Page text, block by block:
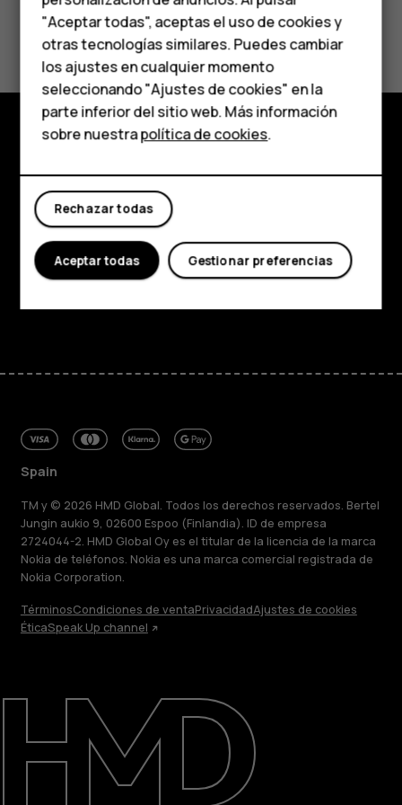
Accesorios
HMD Terra M
Para empresas
Tabletas
Tienda
Mi cuenta
Sí No
Acerca de
Planet and people
Asistencia
FacebookInstagram
TiktokYoutubeLinkedinDiscord
Spain
TM y © 2026 HMD Global. Todos los derechos reservados. Bertel
Jungin aukio 9, 02600 Espoo (Finlandia). ID de empresa
2724044-2. HMD Global Oy es el titular de la licencia de la marca
Nokia de teléfonos. Nokia es una marca comercial registrada de
Nokia Corporation.
TérminosCondiciones de ventaPrivacidadAjustes de cookies
ÉticaSpeak Up channel
"Aceptar todas", aceptas el uso de cookies y
otras tecnologías similares. Puedes cambiar
los ajustes en cualquier momento
seleccionando "Ajustes de cookies" en la
parte inferior del sitio web. Más información
sobre nuestrapolítica de cookies.
Rechazar todas
Gestionar preferencias
Aceptar todas